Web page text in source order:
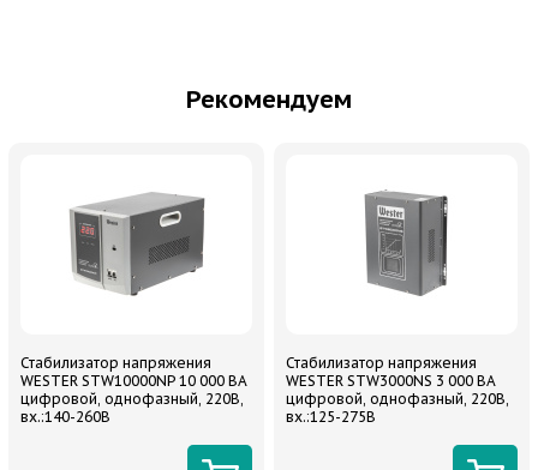
Рекомендуем
Стабилизатор напряжения
WESTER STW10000NP 10 000 ВА
цифровой, однофазный, 220В,
вх.:140-260В
Стабилизатор напряжения
WESTER STW3000NS 3 000 ВА
цифровой, однофазный, 220В,
вх.:125-275В